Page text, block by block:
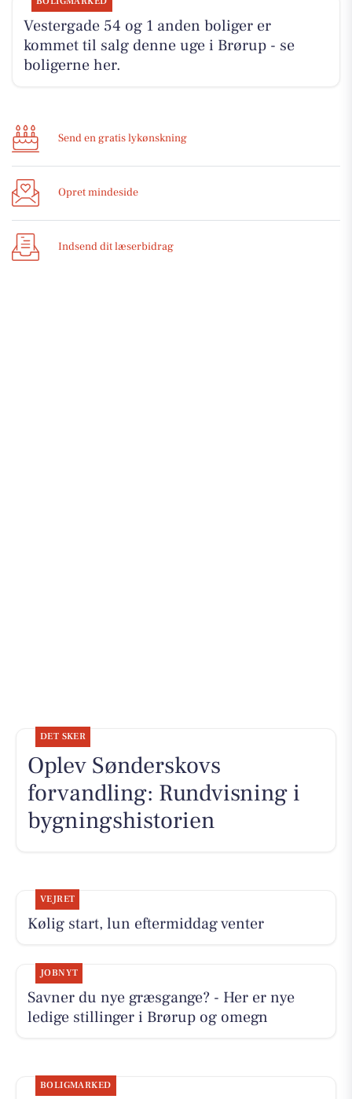
Vestergade 54 og 1 anden boliger er
kommet til salg denne uge i Brørup - se
boligerne her.
Send en gratis lykønskning
Opret mindeside
Indsend dit læserbidrag
DET SKER
Oplev Sønderskovs
forvandling: Rundvisning i
bygningshistorien
VEJRET
Kølig start, lun eftermiddag venter
JOBNYT
Savner du nye græsgange? - Her er nye
ledige stillinger i Brørup og omegn
BOLIGMARKED